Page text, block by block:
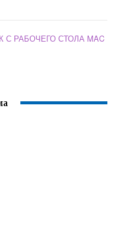
С РАБОЧЕГО СТОЛА MAC